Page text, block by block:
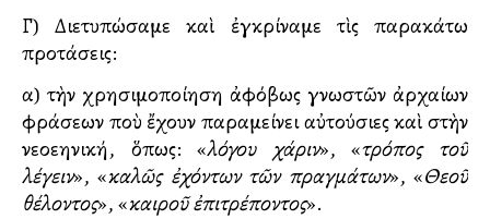
Γ) Διετυπώσαμε καὶ ἐγκρίναμε τὶς παρακάτω
προτάσεις:
α) τὴν χρησιμοποίηση ἀφόβως γνωστῶν ἀρχαίων
φράσεων ποὺ ἔχουν παραμείνει αὐτούσιες καὶ στὴν
νεοελληνική, ὅπως: «λόγου χάριν», «τρόπος τοῦ
λέγειν», «καλῶς ἐχόντων τῶν πραγμάτων», «Θεοῦ
θέλοντος», «καιροῦ ἐπιτρέποντος».